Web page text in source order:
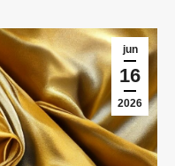
jun
16
2026